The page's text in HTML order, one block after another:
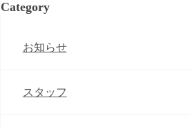
Category
お知らせ
スタッフ